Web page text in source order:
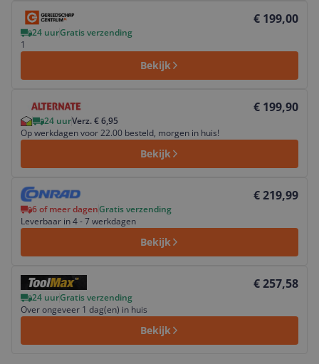
€ 199,00
24 uurGratis verzending
1
Bekijk
Bekijk product
€ 199,90
24 uurVerz. € 6,95
Op werkdagen voor 22.00 besteld, morgen in huis!
Bekijk
€ 219,99
6 of meer dagenGratis verzending
Leverbaar in 4 - 7 werkdagen
Bekijk
Bekijk product
€ 257,58
24 uurGratis verzending
Over ongeveer 1 dag(en) in huis
Bekijk
Bekijk product